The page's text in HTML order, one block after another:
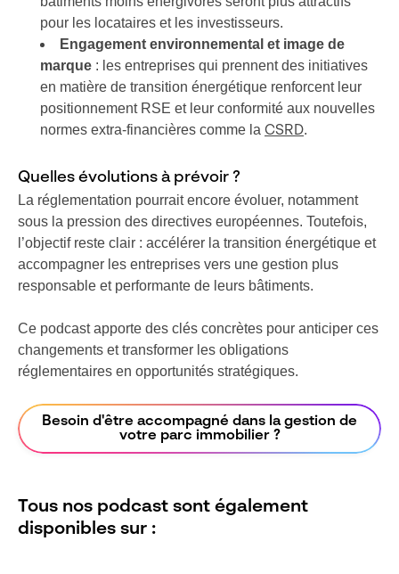
pour les locataires et les investisseurs.
Engagement environnemental et image de
marque : les entreprises qui prennent des initiatives
en matière de transition énergétique renforcent leur
positionnement RSE et leur conformité aux nouvelles
normes extra-financières comme la CSRD.
Quelles évolutions à prévoir ?
La réglementation pourrait encore évoluer, notamment
sous la pression des directives européennes. Toutefois,
l’objectif reste clair : accélérer la transition énergétique et
accompagner les entreprises vers une gestion plus
responsable et performante de leurs bâtiments.
Ce podcast apporte des clés concrètes pour anticiper ces
changements et transformer les obligations
réglementaires en opportunités stratégiques.
Besoin d'être accompagné dans la gestion de
votre parc immobilier ?
Tous nos podcast sont également
disponibles sur :